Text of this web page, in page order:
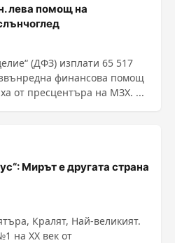
лева помощ на
(ДФЗ) изплати 65 517
финансова помощ
за слънчоглед, съобщиха от пресцентъра на МЗХ. ...
Мирът е другата страна
Кралят, Най-великият.
на XX век от